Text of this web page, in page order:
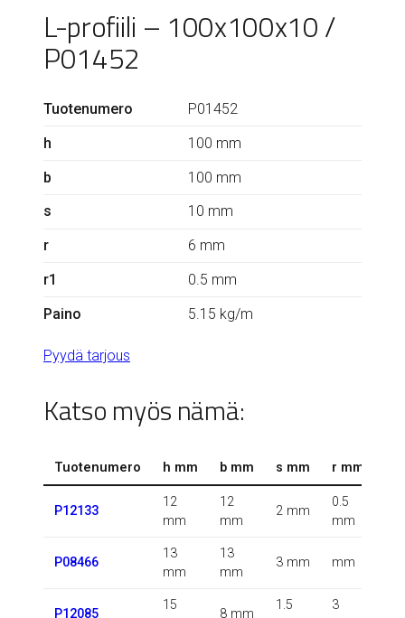
L-profiili – 100x100x10 /
P01452
Tuotenumero
P01452
h
100 mm
b
100 mm
s
10 mm
r
6 mm
r1
0.5 mm
Paino
5.15 kg/m
Pyydä tarjous
Katso myös nämä:
Tuotenumero h mm b mm s mm r mm
P12133
12
mm
12
mm
2 mm
0.5
mm
P08466
13
mm
13
mm
3 mm mm
P12085
15
8 mm
1.5
3